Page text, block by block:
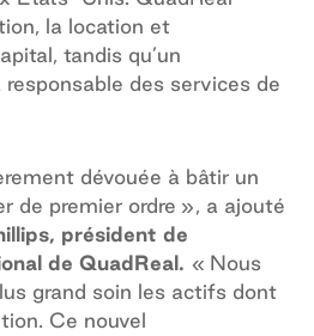
la location et
tandis qu’un
des services de
dévouée à bâtir un
de premier ordre », a ajouté
président de
de QuadReal. « Nous
grand soin les actifs dont
Ce nouvel